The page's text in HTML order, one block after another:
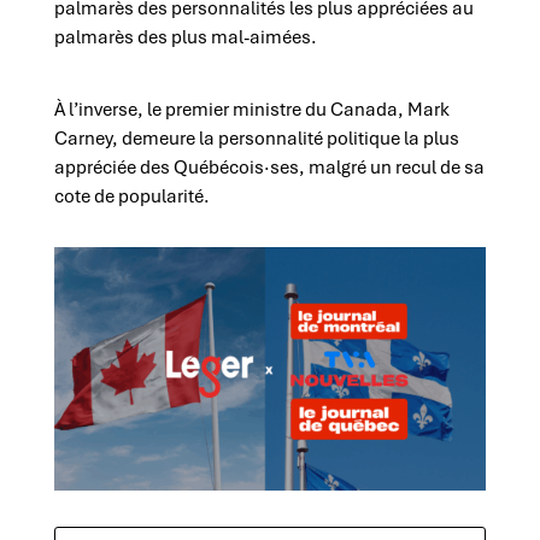
palmarès des personnalités les plus appréciées au
palmarès des plus mal-aimées.
À l’inverse, le premier ministre du Canada, Mark
Carney, demeure la personnalité politique la plus
appréciée des Québécois·ses, malgré un recul de sa
cote de popularité.